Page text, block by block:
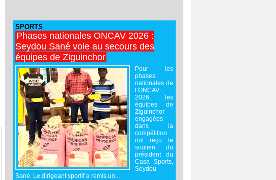
SPORTS
Phases nationales ONCAV 2026 :
Seydou Sané vole au secours des
équipes de Ziguinchor
Pour les
phases
nationales de
l’ONCAV
2026, les
équipes de
Ziguinchor
engagées
dans la
compétition
ont reçu le
soutien du
président du
Casa Sports,
Seydou
Sané. Le dirigeant sportif a remis un...